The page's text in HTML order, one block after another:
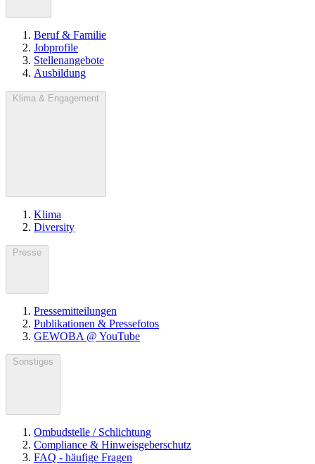
Beruf & Familie
Jobprofile
Stellenangebote
Ausbildung
Klima & Engagement
Klima
Diversity
Presse
Pressemitteilungen
Publikationen & Pressefotos
GEWOBA @ YouTube
Sonstiges
Ombudstelle / Schlichtung
Compliance & Hinweisgeberschutz
FAQ - häufige Fragen